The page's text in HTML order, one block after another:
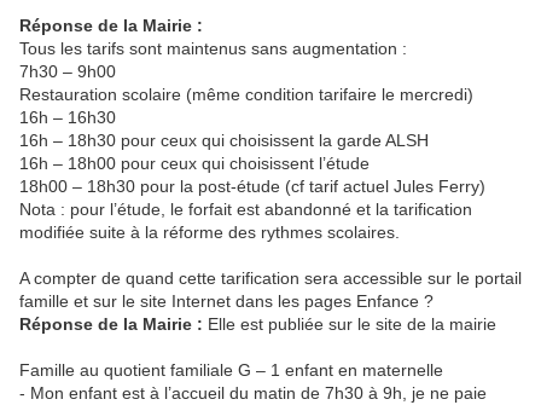
Réponse de la Mairie :
Tous les tarifs sont maintenus sans augmentation :
7h30 – 9h00
Restauration scolaire (même condition tarifaire le mercredi)
16h – 16h30
16h – 18h30 pour ceux qui choisissent la garde ALSH
16h – 18h00 pour ceux qui choisissent l’étude
18h00 – 18h30 pour la post-étude (cf tarif actuel Jules Ferry)
Nota : pour l’étude, le forfait est abandonné et la tarification
modifiée suite à la réforme des rythmes scolaires.
A compter de quand cette tarification sera accessible sur le portail
famille et sur le site Internet dans les pages Enfance ?
Réponse de la Mairie : Elle est publiée sur le site de la mairie
Famille au quotient familiale G – 1 enfant en maternelle
- Mon enfant est à l’accueil du matin de 7h30 à 9h, je ne paie